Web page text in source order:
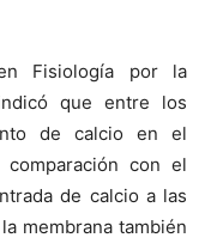
Fisiología por la
que entre los
de calcio en el
con el
de calcio a las
membrana también